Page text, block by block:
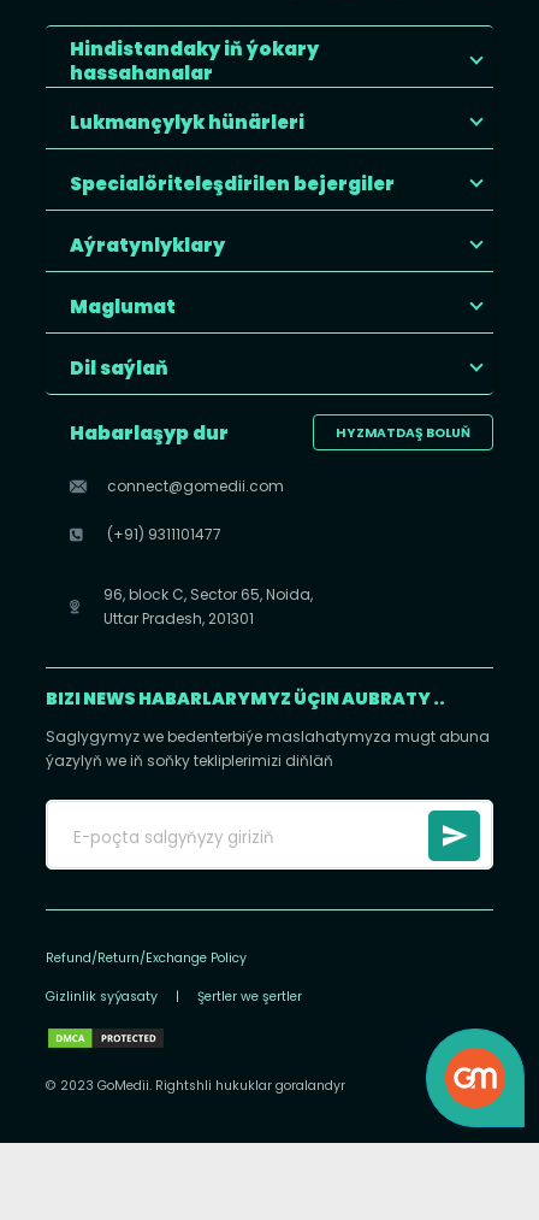
Hindistandaky iň ýokary
hassahanalar
Lukmançylyk hünärleri
Specialöriteleşdirilen bejergiler
Aýratynlyklary
Maglumat
Dil saýlaň
HYZMATDAŞ BOLUŇ
Habarlaşyp dur
connect@gomedii.com
(+91) 9311101477
96, block C, Sector 65, Noida,
Uttar Pradesh, 201301
BIZI NEWS HABARLARYMYZ ÜÇIN AUBRATY ..
Saglygymyz we bedenterbiýe maslahatymyza mugt abuna
ýazylyň we iň soňky tekliplerimizi diňläň
Refund/Return/Exchange Policy
Gizlinlik syýasaty | Şertler we şertler
© 2023 GoMedii. Rightshli hukuklar goralandyr